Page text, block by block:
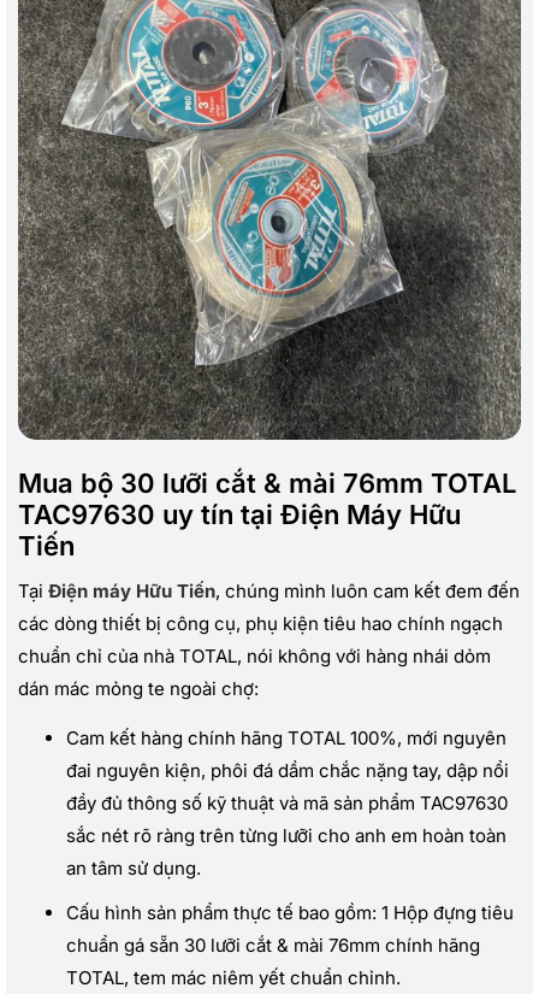
Mua bộ 30 lưỡi cắt & mài 76mm TOTAL
TAC97630 uy tín tại Điện Máy Hữu
Tiến
Tại Điện máy Hữu Tiến, chúng mình luôn cam kết đem đến
các dòng thiết bị công cụ, phụ kiện tiêu hao chính ngạch
chuẩn chỉ của nhà TOTAL, nói không với hàng nhái dỏm
dán mác mỏng te ngoài chợ:
Cam kết hàng chính hãng TOTAL 100%, mới nguyên
đai nguyên kiện, phôi đá dầm chắc nặng tay, dập nổi
đầy đủ thông số kỹ thuật và mã sản phẩm TAC97630
sắc nét rõ ràng trên từng lưỡi cho anh em hoàn toàn
an tâm sử dụng.
Cấu hình sản phẩm thực tế bao gồm: 1 Hộp đựng tiêu
chuẩn gá sẵn 30 lưỡi cắt & mài 76mm chính hãng
TOTAL, tem mác niêm yết chuẩn chỉnh.